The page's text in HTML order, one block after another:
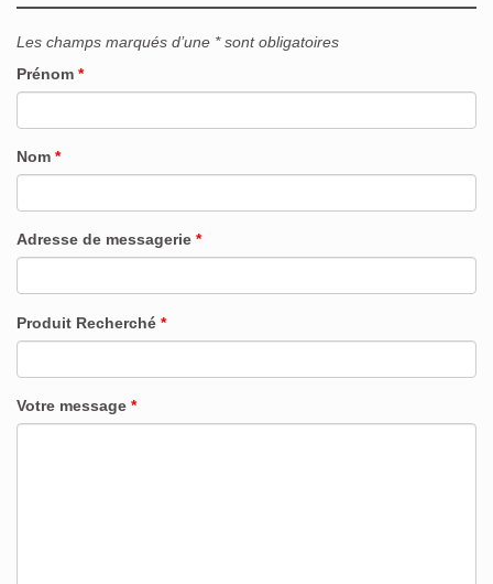
Les champs marqués d’une * sont obligatoires
Prénom *
Nom *
Adresse de messagerie *
Produit Recherché *
Votre message *